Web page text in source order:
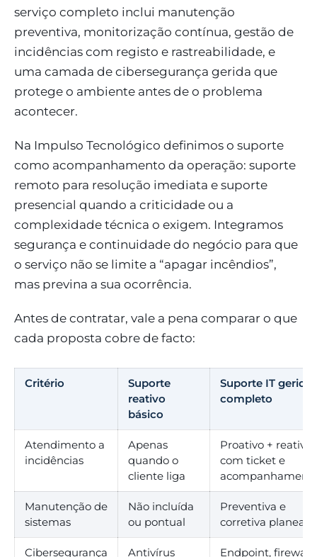
serviço completo inclui manutenção
preventiva, monitorização contínua, gestão de
incidências com registo e rastreabilidade, e
uma camada de cibersegurança gerida que
protege o ambiente antes de o problema
acontecer.
Na Impulso Tecnológico definimos o suporte
como acompanhamento da operação: suporte
remoto para resolução imediata e suporte
presencial quando a criticidade ou a
complexidade técnica o exigem. Integramos
segurança e continuidade do negócio para que
o serviço não se limite a “apagar incêndios”,
mas previna a sua ocorrência.
Antes de contratar, vale a pena comparar o que
cada proposta cobre de facto:
Critério
Suporte
reativo
básico
Suporte IT gerido
completo
Atendimento a
incidências
Apenas
quando o
cliente liga
Proativo + reativo
com ticket e
Manutenção de
sistemas
Não incluída
ou pontual
Preventiva e
corretiva
Cibersegurança Antivírus Endpoint, firewall,